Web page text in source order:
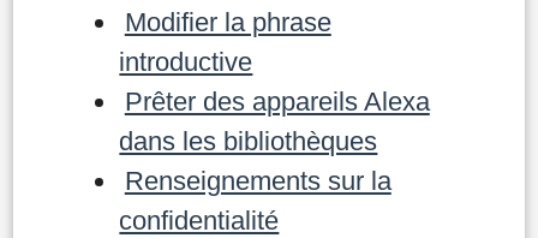
Modifier la phrase
introductive
Prêter des appareils Alexa
dans les bibliothèques
Renseignements sur la
confidentialité